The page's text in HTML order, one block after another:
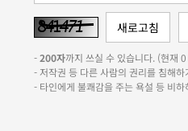
-200자까지 쓰실 수 있습니다. (현
- 저작권 등 다른 사람의 권리를 침해
- 타인에게 불쾌감을 주는 욕설 등 비